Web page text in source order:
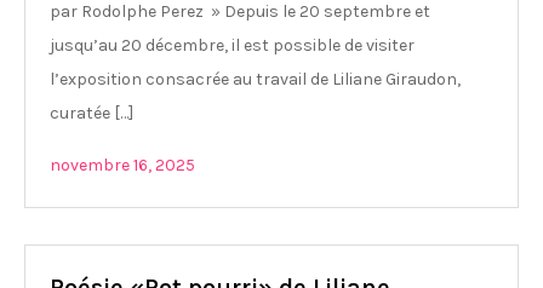
par Rodolphe Perez » Depuis le 20 septembre et
jusqu’au 20 décembre, il est possible de visiter
l’exposition consacrée au travail de Liliane Giraudon,
curatée […]
novembre 16, 2025